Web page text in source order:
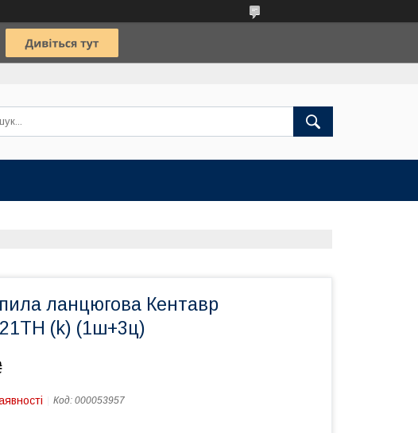
ланцюгова Кентавр
(k) (1ш+3ц)
Код: 000053957